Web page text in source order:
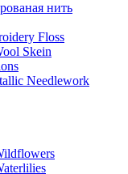
нить
Floss
Skein
Needlework